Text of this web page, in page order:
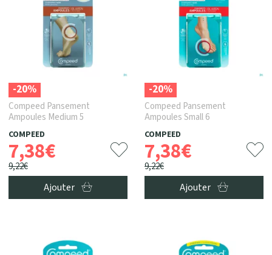
-20%
Compeed Pansement
Ampoules Medium 5
COMPEED
7,38€
9,22€
Ajouter
-20%
Compeed Pansement
Ampoules Small 6
COMPEED
7,38€
9,22€
Ajouter